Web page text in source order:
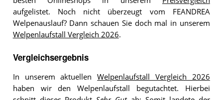
aufgelistet. Noch nicht überzeugt vom FEANDREA
Welpenauslauf? Dann schauen Sie doch mal in unserem
Welpenlaufstall Vergleich 2026.
Vergleichsergebnis
In unserem aktuellenWelpenlaufstall Vergleich 2026
haben wir den Welpenlaufstall begutachtet. Hierbei